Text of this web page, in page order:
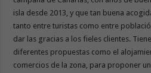
isla desde 2013, y que tan buena
tanto entre turistas como entre
dar las gracias a los fieles clientes.
diferentes propuestas como el
comercios de la zona, para proponer